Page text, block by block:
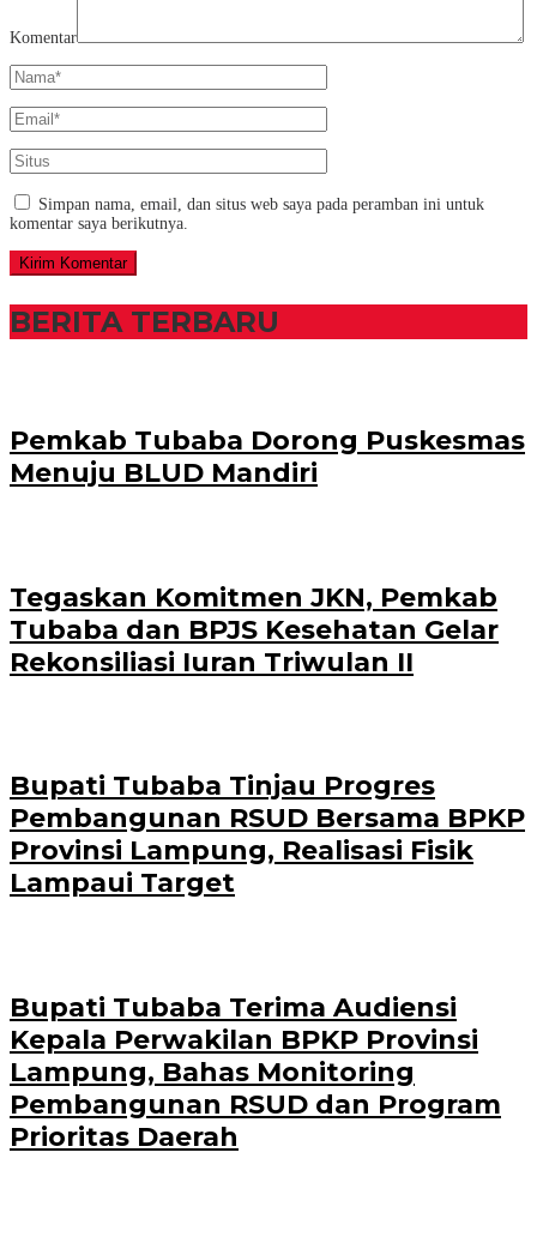
Komentar
Simpan nama, email, dan situs web saya pada peramban ini untuk
komentar saya berikutnya.
BERITA TERBARU
Pemkab Tubaba Dorong Puskesmas
Menuju BLUD Mandiri
Tegaskan Komitmen JKN, Pemkab
Tubaba dan BPJS Kesehatan Gelar
Rekonsiliasi Iuran Triwulan II
Bupati Tubaba Tinjau Progres
Pembangunan RSUD Bersama BPKP
Provinsi Lampung, Realisasi Fisik
Lampaui Target
Bupati Tubaba Terima Audiensi
Kepala Perwakilan BPKP Provinsi
Lampung, Bahas Monitoring
Pembangunan RSUD dan Program
Prioritas Daerah